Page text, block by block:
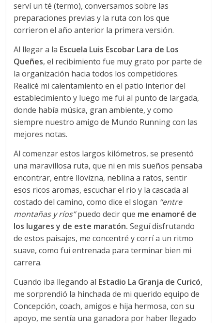
serví un té (termo), conversamos sobre las
preparaciones previas y la ruta con los que
corrieron el año anterior la primera versión.
Al llegar a la Escuela Luis Escobar Lara de Los
Queñes, el recibimiento fue muy grato por parte de
la organización hacia todos los competidores.
Realicé mi calentamiento en el patio interior del
establecimiento y luego me fui al punto de largada,
donde había música, gran ambiente, y como
siempre nuestro amigo de Mundo Running con las
mejores notas.
Al comenzar estos largos kilómetros, se presentó
una maravillosa ruta, que ni en mis sueños pensaba
encontrar, entre llovizna, neblina a ratos, sentir
esos ricos aromas, escuchar el rio y la cascada al
costado del camino, como dice el slogan “entre
montañas y ríos”puedo decir que me enamoré de
los lugares y de este maratón.Seguí disfrutando
de estos paisajes, me concentré y corrí a un ritmo
suave, como fui entrenada para terminar bien mi
carrera.
Cuando iba llegando al Estadio La Granja de Curicó,
me sorprendió la hinchada de mi querido equipo de
Concepción, coach, amigos e hija hermosa, con su
apoyo, me sentía una ganadora por haber llegado